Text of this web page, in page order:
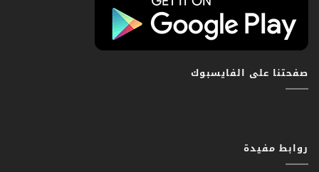
صفحتنا على الفايسبوك
روابط مفيدة